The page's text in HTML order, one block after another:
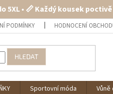
5XL • 📏 Každý kousek
PODMÍNKY HODNOCENÍ
HLEDAT
Sportovní móda